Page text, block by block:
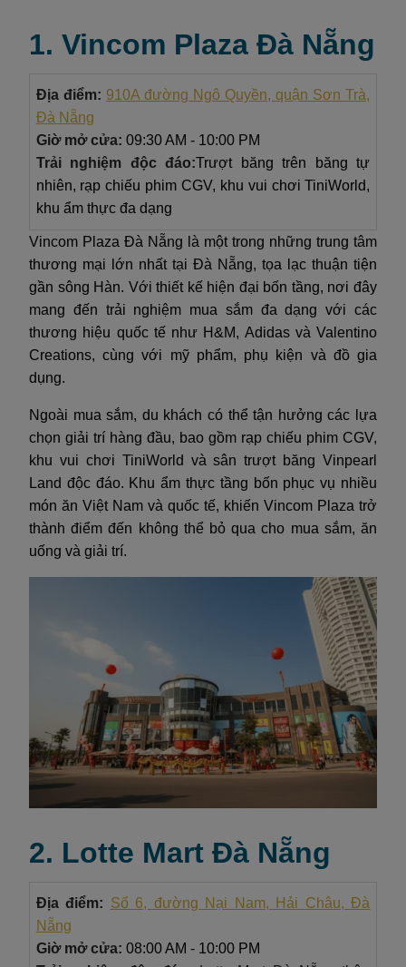
1. Vincom Plaza Đà Nẵng
Địa điểm: 910A đường Ngô Quyền, quận Sơn Trà,
Đà Nẵng
Giờ mở cửa: 09:30 AM - 10:00 PM
Trải nghiệm độc đáo:Trượt băng trên băng tự
nhiên, rạp chiếu phim CGV, khu vui chơi TiniWorld,
khu ẩm thực đa dạng
Vincom Plaza Đà Nẵng là một trong những trung tâm
thương mại lớn nhất tại Đà Nẵng, tọa lạc thuận tiện
gần sông Hàn. Với thiết kế hiện đại bốn tầng, nơi đây
mang đến trải nghiệm mua sắm đa dạng với các
thương hiệu quốc tế như H&M, Adidas và Valentino
Creations, cùng với mỹ phẩm, phụ kiện và đồ gia
dụng.
Ngoài mua sắm, du khách có thể tận hưởng các lựa
chọn giải trí hàng đầu, bao gồm rạp chiếu phim CGV,
khu vui chơi TiniWorld và sân trượt băng Vinpearl
Land độc đáo. Khu ẩm thực tầng bốn phục vụ nhiều
món ăn Việt Nam và quốc tế, khiến Vincom Plaza trở
thành điểm đến không thể bỏ qua cho mua sắm, ăn
uống và giải trí.
2. Lotte Mart Đà Nẵng
Địa điểm: Số 6, đường Nại Nam, Hải Châu, Đà
Nẵng
Giờ mở cửa: 08:00 AM - 10:00 PM